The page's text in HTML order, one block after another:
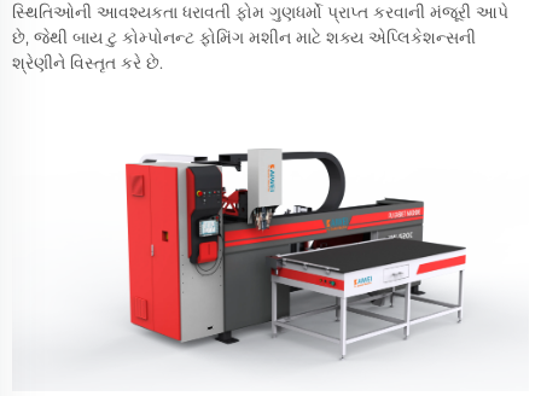
સ્થિતિઓની આવશ્યકતા ધરાવતી ફોમ ગુણધર્મો પ્રાપ્ત કરવાની મંજૂરી આપે
છે, જેથી બાય ટુ કોમ્પોનન્ટ ફોમિંગ મશીન માટે શક્ય એપ્લિકેશન્સની
શ્રેણીને વિસ્તૃત કરે છે.